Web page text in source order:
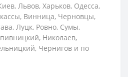
Львов, Харьков, Одесса,
Винница, Черновцы,
Луцк, Ровно, Сумы,
Николаев,
Чернигов и по